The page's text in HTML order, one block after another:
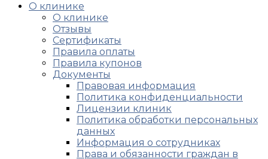
О клинике
О клинике
Отзывы
Сертификаты
Правила оплаты
Правила купонов
Документы
Правовая информация
Политика конфиденциальности
Лицензии клиник
Политика обработки персональных
данных
Информация о сотрудниках
Права и обязанности граждан в